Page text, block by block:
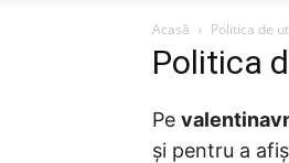
Acasă Politica de
Politica
Pe
și pentru a